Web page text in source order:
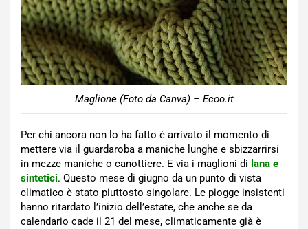
Maglione (Foto da Canva) – Ecoo.it
Per chi ancora non lo ha fatto è arrivato il momento di
mettere via il guardaroba a maniche lunghe e sbizzarrirsi
in mezze maniche o canottiere. E via i maglioni di lana e
sintetici. Questo mese di giugno da un punto di vista
climatico è stato piuttosto singolare. Le piogge insistenti
hanno ritardato l’inizio dell’estate, che anche se da
calendario cade il 21 del mese, climaticamente già è